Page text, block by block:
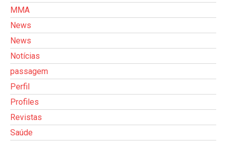
MMA
News
News
Notícias
passagem
Perfil
Profiles
Revistas
Saúde